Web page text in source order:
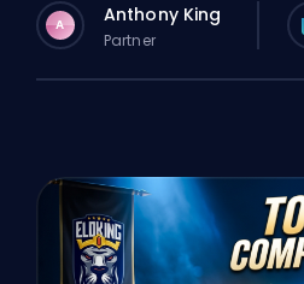
A Anthony King
Partner